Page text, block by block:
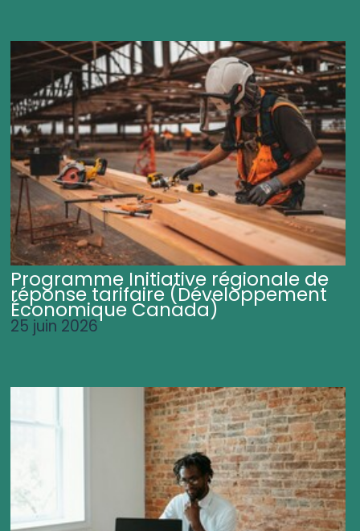
Programme Initiative régionale de
réponse tarifaire (Développement
Économique Canada)
25 juin 2026